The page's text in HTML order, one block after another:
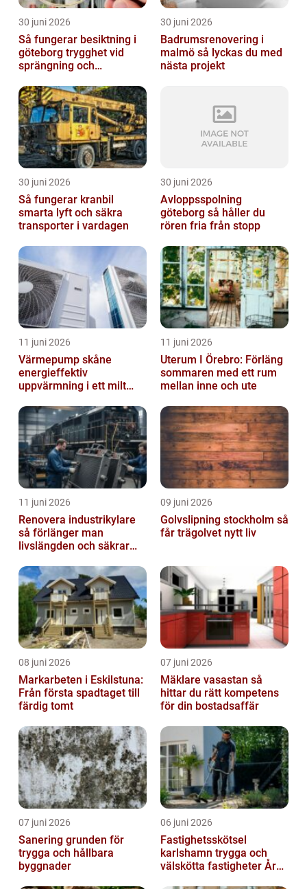
30 juni 2026
Så fungerar besiktning i
göteborg trygghet vid
sprängning och
30 juni 2026
Badrumsrenovering i
malmö så lyckas du med
nästa projekt
30 juni 2026
Så fungerar kranbil
smarta lyft och säkra
transporter i vardagen
30 juni 2026
Avloppsspolning
göteborg så håller du
rören fria från stopp
11 juni 2026
Värmepump skåne
energieffektiv
uppvärmning i ett milt
11 juni 2026
Uterum I Örebro: Förläng
sommaren med ett rum
mellan inne och ute
11 juni 2026
Renovera industrikylare
så förlänger man
livslängden och säkrar
09 juni 2026
Golvslipning stockholm så
får trägolvet nytt liv
08 juni 2026
Markarbeten i Eskilstuna:
Från första spadtaget till
färdig tomt
07 juni 2026
Mäklare vasastan så
hittar du rätt kompetens
för din bostadsaffär
07 juni 2026
Sanering grunden för
trygga och hållbara
byggnader
06 juni 2026
Fastighetsskötsel
karlshamn trygga och
välskötta fastigheter Året